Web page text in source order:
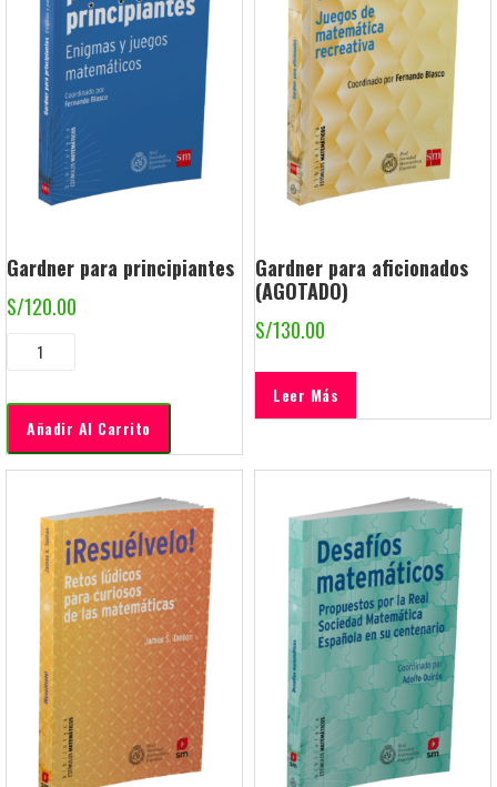
Gardner para principiantes
S/120.00
Añadir Al Carrito
Gardner para aficionados
(AGOTADO)
S/130.00
Leer Más